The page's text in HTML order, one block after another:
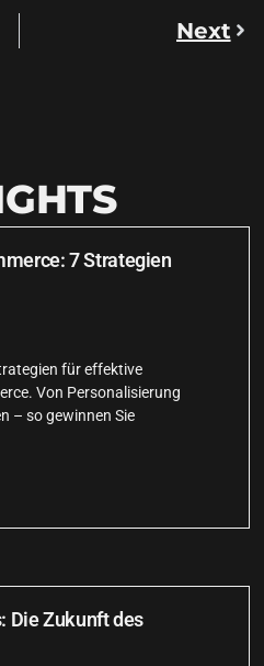
Next
7 Strategien
für effektive
Von Personalisierung
– so gewinnen Sie
Die Zukunft des